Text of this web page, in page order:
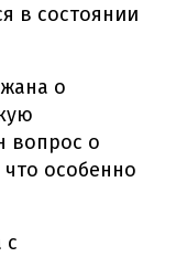
в состоянии
о
вопрос о
особенно
с